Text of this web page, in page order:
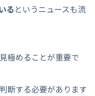
る というニュースも流
極めることが重要で
断する必要があります